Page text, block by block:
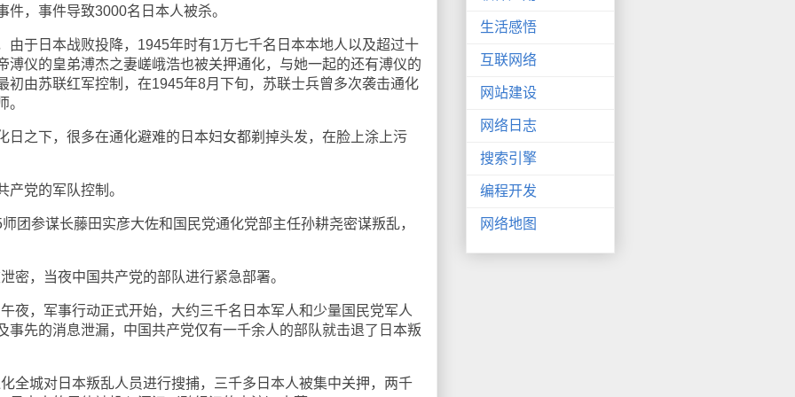
，事件导致3000名日本人被杀。
日本战败投降，1945年时有1万七千名日本本地人以及超过十
溥仪的皇弟溥杰之妻嵯峨浩也被关押通化，与她一起的还有溥仪的
初由苏联红军控制，在1945年8月下旬，苏联士兵曾多次袭击通化
。
下，很多在通化避难的日本妇女都剃掉头发，在脸上涂上污
党的军队控制。
参谋长藤田实彦大佐和国民党通化党部主任孙耕尧密谋叛乱，
，当夜中国共产党的部队进行紧急部署。
，军事行动正式开始，大约三千名日本军人和少量国民党军人
事先的消息泄漏，中国共产党仅有一千余人的部队就击退了日本叛
城对日本叛乱人员进行搜捕，三千多日本人被集中关押，两千
生活感悟
互联网络
网站建设
网络日志
搜索引擎
编程开发
网络地图